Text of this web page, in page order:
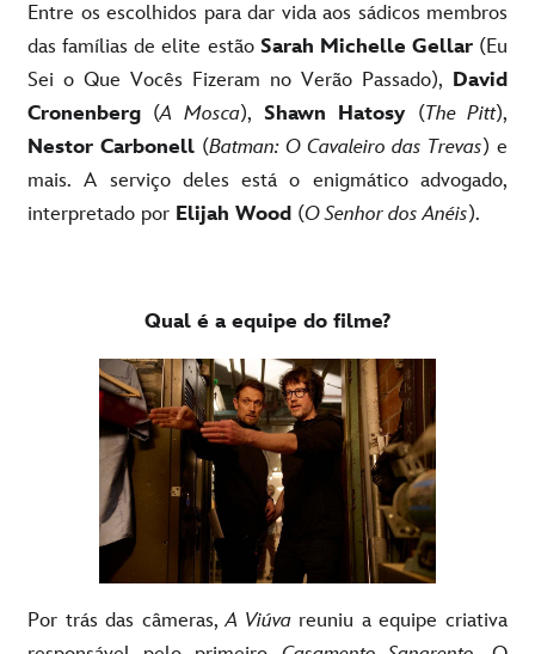
Entre os escolhidos para dar vida aos sádicos membros
das famílias de elite estão Sarah Michelle Gellar (Eu
Sei o Que Vocês Fizeram no Verão Passado), David
Cronenberg (A Mosca), Shawn Hatosy (The Pitt),
Nestor Carbonell (Batman: O Cavaleiro das Trevas) e
mais. A serviço deles está o enigmático advogado,
interpretado por Elijah Wood (O Senhor dos Anéis).
Qual é a equipe do filme?
Por trás das câmeras,A Viúvareuniu a equipe criativa